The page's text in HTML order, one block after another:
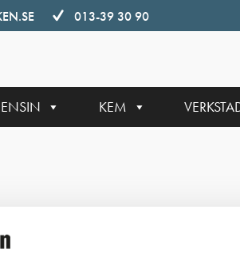
013-39 30 90
KEM